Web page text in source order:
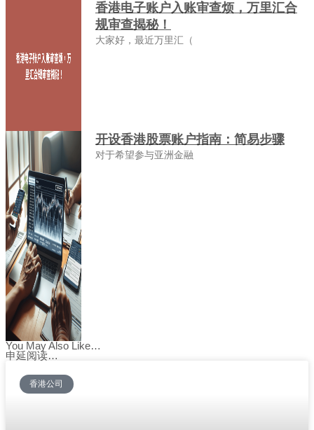
香港电子账户入账审查烦，万里汇合
规审查揭秘！
大家好，最近万里汇（
开设香港股票账户指南：简易步骤
对于希望参与亚洲金融
You May Also Like…
申延阅读…
香港公司